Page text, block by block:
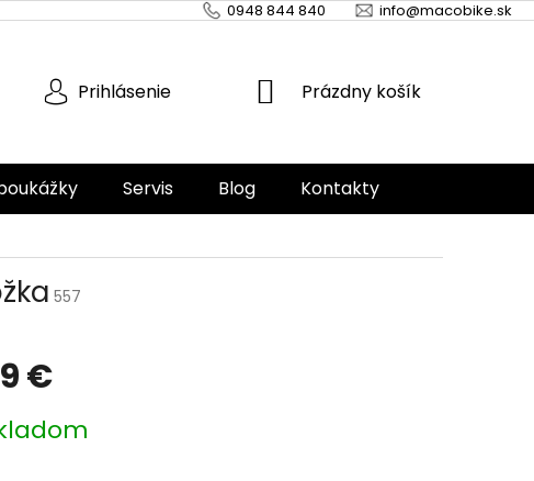
0948 844 840 info@macobike.sk
Prihlásenie
NÁKUPNÝ
Prázdny košík
Servis Blog Kontakty
557
€